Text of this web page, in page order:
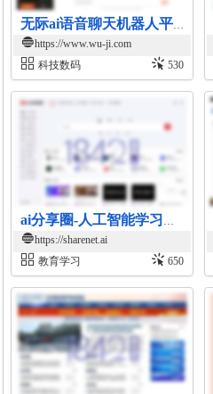
https://www.wu-ji.com
科技数码
530
ai分享圈-人工智能学习资源平台
https://sharenet.ai
教育学习
650